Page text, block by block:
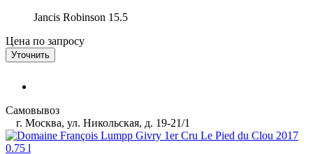
Jancis Robinson 15.5
Цена по запросу
Уточнить
Самовывоз
г. Москва, ул. Никольская, д. 19-21/1